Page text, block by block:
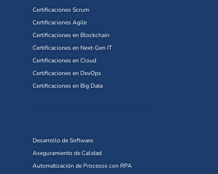
Certificaciones Scrum
Certificaciones Agile
Certificaciones en Blockchain
Certificaciones en Next-Gen IT
Certificaciones en Cloud
Certificaciones en DevOps
Certificaciones en Big Data
Desarrollo de Software
Aseguramiento de Calidad
Automatización de Procesos con RPA